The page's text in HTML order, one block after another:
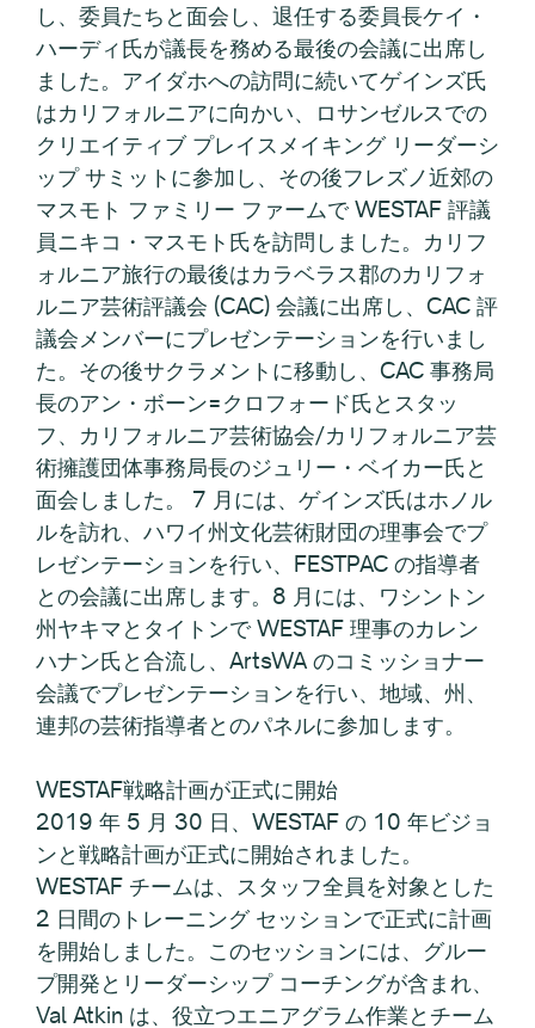
し、委員たちと面会し、退任する委員長ケイ・
ハーディ氏が議長を務める最後の会議に出席し
ました。アイダホへの訪問に続いてゲインズ氏
はカリフォルニアに向かい、ロサンゼルスでの
クリエイティブ プレイスメイキング リーダーシ
ップ サミットに参加し、その後フレズノ近郊の
マスモト ファミリー ファームで WESTAF 評議
員ニキコ・マスモト氏を訪問しました。カリフ
ォルニア旅行の最後はカラベラス郡のカリフォ
ルニア芸術評議会 (CAC) 会議に出席し、CAC 評
議会メンバーにプレゼンテーションを行いまし
た。その後サクラメントに移動し、CAC 事務局
長のアン・ボーン=クロフォード氏とスタッ
フ、カリフォルニア芸術協会/カリフォルニア芸
術擁護団体事務局長のジュリー・ベイカー氏と
面会しました。 7 月には、ゲインズ氏はホノル
ルを訪れ、ハワイ州文化芸術財団の理事会でプ
レゼンテーションを行い、FESTPAC の指導者
との会議に出席します。8 月には、ワシントン
州ヤキマとタイトンで WESTAF 理事のカレン
ハナン氏と合流し、ArtsWA のコミッショナー
会議でプレゼンテーションを行い、地域、州、
連邦の芸術指導者とのパネルに参加します。
WESTAF戦略計画が正式に開始
2019 年 5 月 30 日、WESTAF の 10 年ビジョ
ンと戦略計画が正式に開始されました。
WESTAF チームは、スタッフ全員を対象とした
2 日間のトレーニング セッションで正式に計画
を開始しました。このセッションには、グルー
プ開発とリーダーシップ コーチングが含まれ、
Val Atkin は、役立つエニアグラム作業とチーム